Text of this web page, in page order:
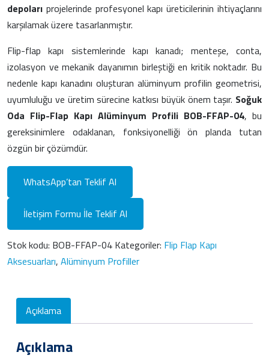
depoları projelerinde profesyonel kapı üreticilerinin ihtiyaçlarını
karşılamak üzere tasarlanmıştır.
Flip-flap kapı sistemlerinde kapı kanadı; menteşe, conta,
izolasyon ve mekanik dayanımın birleştiği en kritik noktadır. Bu
nedenle kapı kanadını oluşturan alüminyum profilin geometrisi,
uyumluluğu ve üretim sürecine katkısı büyük önem taşır. Soğuk
Oda Flip-Flap Kapı Alüminyum Profili BOB-FFAP-04, bu
gereksinimlere odaklanan, fonksiyonelliği ön planda tutan
özgün bir çözümdür.
WhatsApp’tan Teklif Al
İletişim Formu İle Teklif Al
Stok kodu: BOB-FFAP-04 Kategoriler: Flip Flap Kapı
Aksesuarları, Alüminyum Profiller
Açıklama
Açıklama